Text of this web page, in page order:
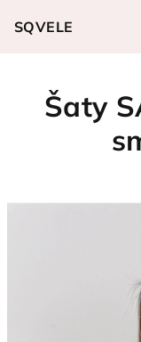
SQVELE
Šaty